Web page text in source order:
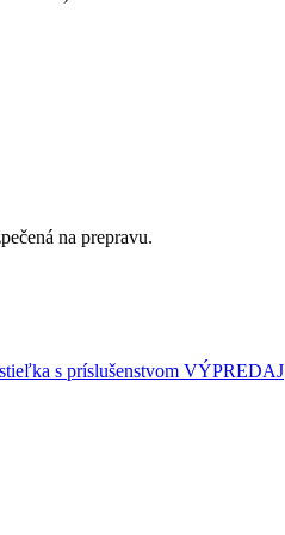
na prepravu.
s príslušenstvom VÝPREDAJ